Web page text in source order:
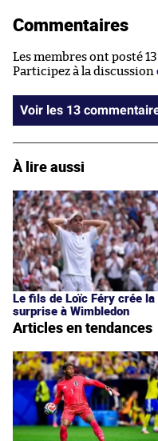
Commentaires
Les membres ont posté
Participez à la discussion
Voir les 13
À lire aussi
Le fils de Loïc Féry crée la
surprise à Wimbledon
Articles en tendances